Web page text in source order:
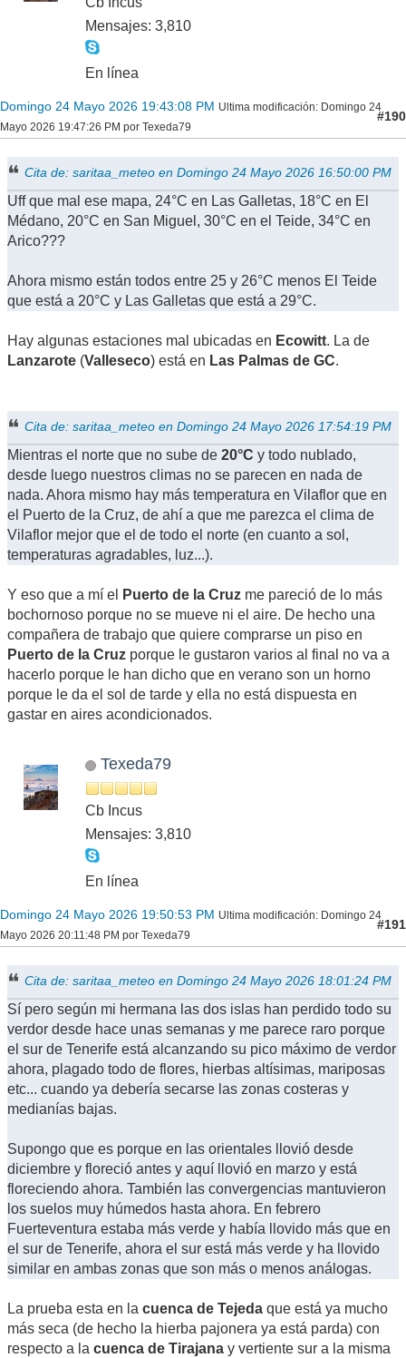
Mensajes: 3,810
En línea
Domingo 24 Mayo 2026 19:43:08 PM Ultima modificación: Domingo 24
Mayo 2026 19:47:26 PM por Texeda79
#190
Cita de: saritaa_meteo en Domingo 24 Mayo 2026 16:50:00 PM
Uff que mal ese mapa, 24°C en Las Galletas, 18°C en El
Médano, 20°C en San Miguel, 30°C en el Teide, 34°C en
Arico???
Ahora mismo están todos entre 25 y 26°C menos El Teide
que está a 20°C y Las Galletas que está a 29°C.
Hay algunas estaciones mal ubicadas en Ecowitt. La de
Lanzarote (Valleseco) está en Las Palmas de GC.
Cita de: saritaa_meteo en Domingo 24 Mayo 2026 17:54:19 PM
Mientras el norte que no sube de 20°C y todo nublado,
desde luego nuestros climas no se parecen en nada de
nada. Ahora mismo hay más temperatura en Vilaflor que en
el Puerto de la Cruz, de ahí a que me parezca el clima de
Vilaflor mejor que el de todo el norte (en cuanto a sol,
temperaturas agradables, luz...).
Y eso que a mí el Puerto de la Cruz me pareció de lo más
bochornoso porque no se mueve ni el aire. De hecho una
compañera de trabajo que quiere comprarse un piso en
Puerto de la Cruz porque le gustaron varios al final no va a
hacerlo porque le han dicho que en verano son un horno
porque le da el sol de tarde y ella no está dispuesta en
gastar en aires acondicionados.
Texeda79
Cb Incus
Mensajes: 3,810
En línea
Domingo 24 Mayo 2026 19:50:53 PM Ultima modificación: Domingo 24
Mayo 2026 20:11:48 PM por Texeda79
#191
Cita de: saritaa_meteo en Domingo 24 Mayo 2026 18:01:24 PM
Sí pero según mi hermana las dos islas han perdido todo su
verdor desde hace unas semanas y me parece raro porque
el sur de Tenerife está alcanzando su pico máximo de verdor
ahora, plagado todo de flores, hierbas altísimas, mariposas
etc... cuando ya debería secarse las zonas costeras y
medianías bajas.
Supongo que es porque en las orientales llovió desde
diciembre y floreció antes y aquí llovió en marzo y está
floreciendo ahora. También las convergencias mantuvieron
los suelos muy húmedos hasta ahora. En febrero
Fuerteventura estaba más verde y había llovido más que en
el sur de Tenerife, ahora el sur está más verde y ha llovido
similar en ambas zonas que son más o menos análogas.
La prueba esta en la cuenca de Tejeda que está ya mucho
más seca (de hecho la hierba pajonera ya está parda) con
respecto a la cuenca de Tirajana y vertiente sur a la misma